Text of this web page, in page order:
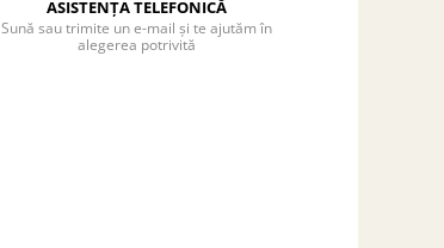
ASISTENȚA TELEFONICĂ
Sună sau trimite un e-mail și te ajutăm în
alegerea potrivită